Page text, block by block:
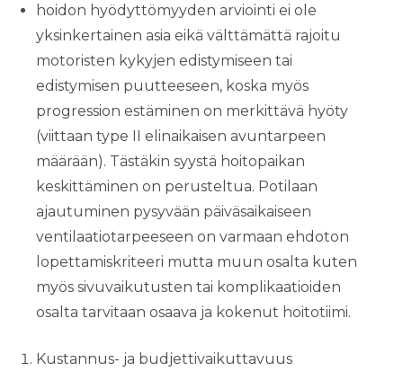
hoidon hyödyttömyyden arviointi ei ole
yksinkertainen asia eikä välttämättä rajoitu
motoristen kykyjen edistymiseen tai
edistymisen puutteeseen, koska myös
progression estäminen on merkittävä hyöty
(viittaan type II elinaikaisen avuntarpeen
määrään). Tästäkin syystä hoitopaikan
keskittäminen on perusteltua. Potilaan
ajautuminen pysyvään päiväsaikaiseen
ventilaatiotarpeeseen on varmaan ehdoton
lopettamiskriteeri mutta muun osalta kuten
myös sivuvaikutusten tai komplikaatioiden
osalta tarvitaan osaava ja kokenut hoitotiimi.
Kustannus- ja budjettivaikuttavuus